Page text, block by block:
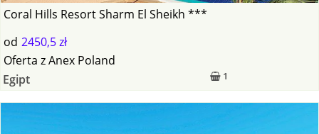
Coral Hills Resort Sharm El Sheikh ***
od 2450,5 zł
1
Oferta zAnex Poland
Egipt